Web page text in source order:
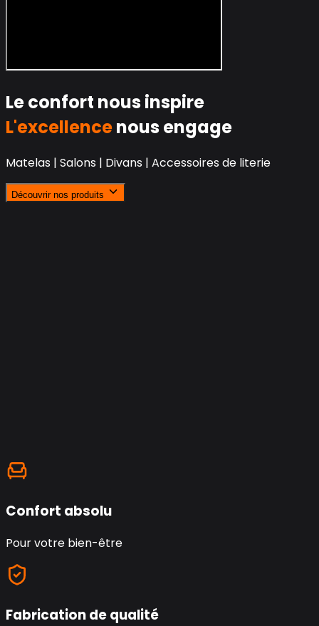
Le confort nous inspire
L'excellencenous engage
Matelas | Salons | Divans | Accessoires de literie
Découvrir nos produits
Confort absolu
Pour votre bien-être
Fabrication de qualité